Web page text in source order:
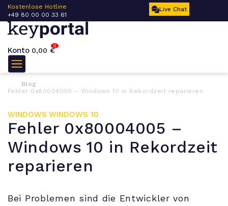
Kostenlose Hotline
+49 80 00 00 33 61
Live Chat
Konto
0
0,00 €
Blog
Fehler 0x80004005 – Windows 10 in Rekordzeit reparieren
WINDOWS WINDOWS 10
Fehler 0x80004005 –
Windows 10 in Rekordzeit
reparieren
Bei Problemen sind die Entwickler von